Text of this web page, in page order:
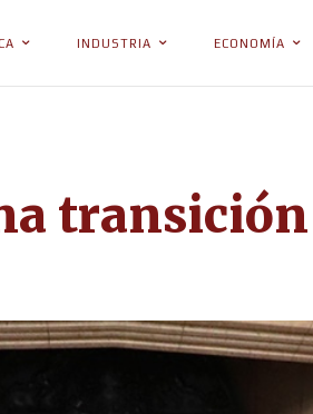
INDUSTRIA ECONOMÍA
transición